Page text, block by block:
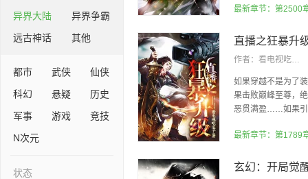
异界大陆
异界争霸
远古神话
其他
都市 武侠
仙侠
科幻
悬疑
历史
军事
游戏
竞技
N次元
状态
最新章节：第2500
直播之狂暴升
作者： 看电视吃瓜子
如果穿越不是为了
果击败巅峰至尊，
恶贯满盈……如果引
最新章节：第1789
玄幻：开局觉